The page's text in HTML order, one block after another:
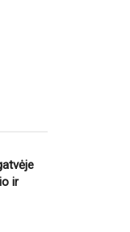
ir